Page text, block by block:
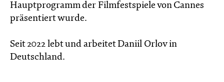
Hauptprogramm der Filmfestspiele von Cannes
präsentiert wurde.
Seit 2022 lebt und arbeitet Daniil Orlov in
Deutschland.